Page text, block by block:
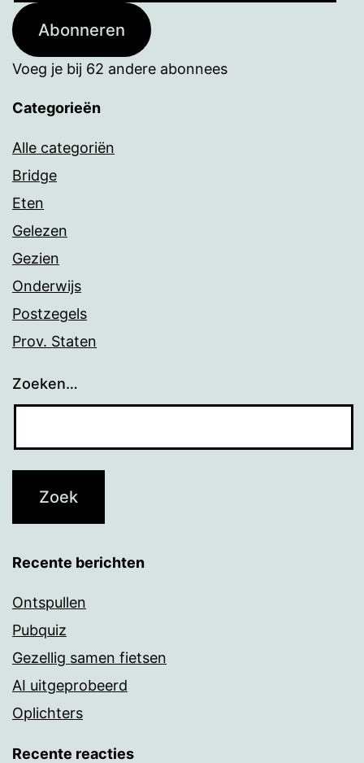
Abonneren
Voeg je bij 62 andere abonnees
Categorieën
Alle categoriën
Bridge
Eten
Gelezen
Gezien
Onderwijs
Postzegels
Prov. Staten
Zoeken…
Recente berichten
Ontspullen
Pubquiz
Gezellig samen fietsen
AI uitgeprobeerd
Oplichters
Recente reacties